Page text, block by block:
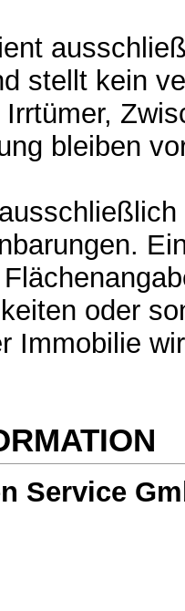
stellt kein
bleiben
oder
Immobilie
Service